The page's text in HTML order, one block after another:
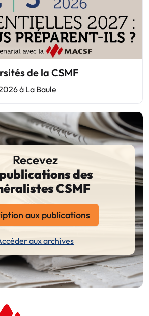
de la CSMF
à La Baule
Recevez
des
CSMF
aux publications
aux archives